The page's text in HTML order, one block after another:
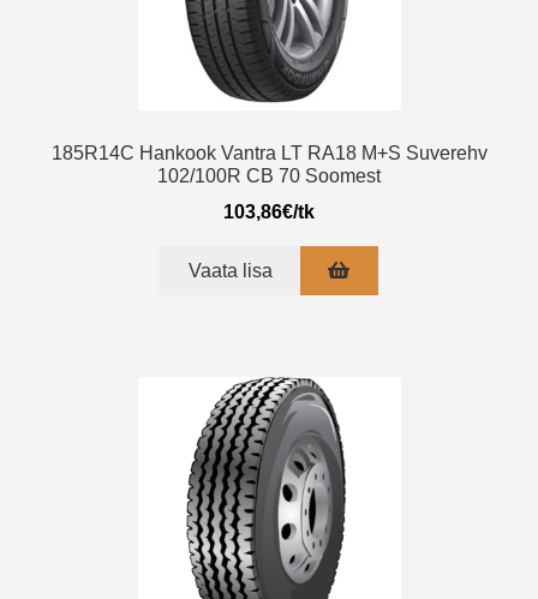
185R14C Hankook Vantra LT RA18 M+S Suverehv
102/100R CB 70 Soomest
103,86€/tk
Vaata lisa